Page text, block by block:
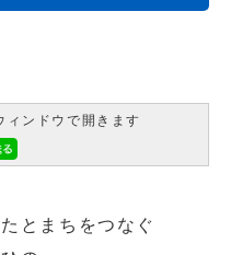
ィンドウで開きます
とまちをつなぐ